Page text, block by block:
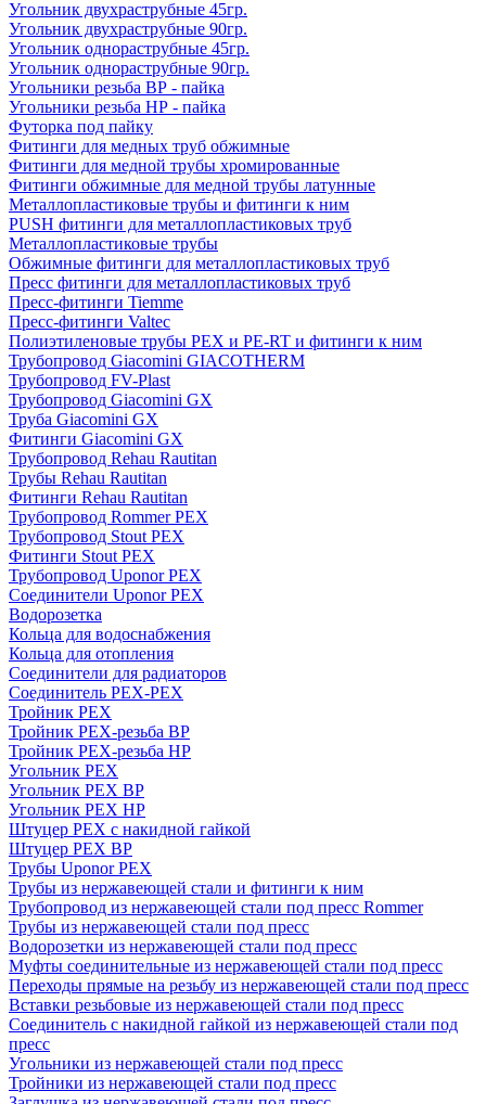
Угольник двухраструбные 45гр.
Угольник двухраструбные 90гр.
Угольник однораструбные 45гр.
Угольник однораструбные 90гр.
Угольники резьба ВР - пайка
Угольники резьба НР - пайка
Футорка под пайку
Фитинги для медных труб обжимные
Фитинги для медной трубы хромированные
Фитинги обжимные для медной трубы латунные
Металлопластиковые трубы и фитинги к ним
PUSH фитинги для металлопластиковых труб
Металлопластиковые трубы
Обжимные фитинги для металлопластиковых труб
Пресс фитинги для металлопластиковых труб
Пресс-фитинги Tiemme
Пресс-фитинги Valtec
Полиэтиленовые трубы PEX и PE-RT и фитинги к ним
Трубопровод Giacomini GIACOTHERM
Трубопровод FV-Plast
Трубопровод Giacomini GX
Труба Giacomini GX
Фитинги Giacomini GX
Трубопровод Rehau Rautitan
Трубы Rehau Rautitan
Фитинги Rehau Rautitan
Трубопровод Rommer PEX
Трубопровод Stout PEX
Фитинги Stout PEX
Трубопровод Uponor PEX
Соединители Uponor PEX
Водорозетка
Кольца для водоснабжения
Кольца для отопления
Соединители для радиаторов
Соединитель PEX-PEX
Тройник PEX
Тройник PEX-резьба ВР
Тройник PEX-резьба НР
Угольник PEX
Угольник PEX ВР
Угольник PEX НР
Штуцер PEX c накидной гайкой
Штуцер PEX ВР
Трубы Uponor PEX
Трубы из нержавеющей стали и фитинги к ним
Трубопровод из нержавеющей стали под пресс Rommer
Трубы из нержавеющей стали под пресс
Водорозетки из нержавеющей стали под пресс
Муфты соединительные из нержавеющей стали под пресс
Переходы прямые на резьбу из нержавеющей стали под пресс
Вставки резьбовые из нержавеющей стали под пресс
Соединитель с накидной гайкой из нержавеющей стали под
пресс
Угольники из нержавеющей стали под пресс
Тройники из нержавеющей стали под пресс